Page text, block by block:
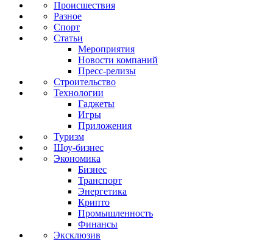
Происшествия
Разное
Спорт
Статьи
Мероприятия
Новости компаний
Пресс-релизы
Строительство
Технологии
Гаджеты
Игры
Приложения
Туризм
Шоу-бизнес
Экономика
Бизнес
Транспорт
Энергетика
Крипто
Промышленность
Финансы
Эксклюзив